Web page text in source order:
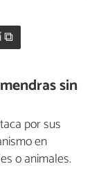
⧉
sin
por sus
en
o animales.